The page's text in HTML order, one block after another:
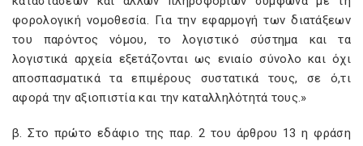
φορολογική νομοθεσία. Για την εφαρμογή των διατάξεων
του παρόντος νόμου, το λογιστικό σύστημα και τα
λογιστικά αρχεία εξετάζονται ως ενιαίο σύνολο και όχι
αποσπασματικά τα επιμέρους συστατικά τους, σε ό,τι
αφορά την αξιοπιστία και την καταλληλότητά τους.»
β. Στο πρώτο εδάφιο της παρ. 2 του άρθρου 13 η φράση